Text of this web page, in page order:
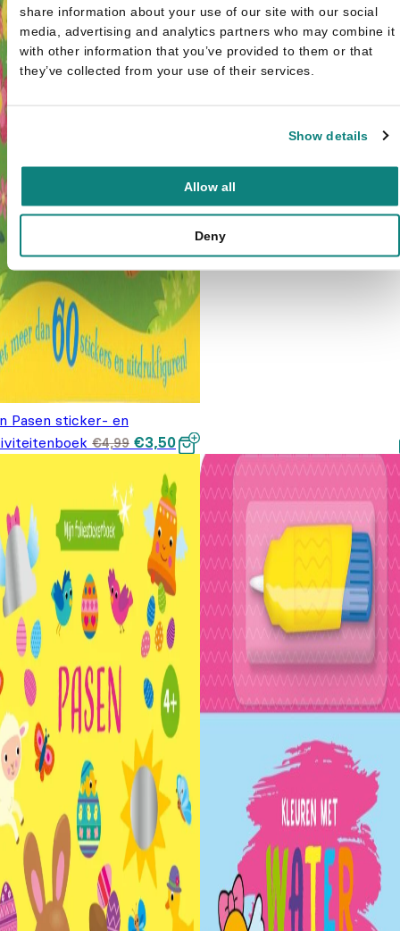
share information about your use of our site with our social
media, advertising and analytics partners who may combine it
with other information that you’ve provided to them or that
they’ve collected from your use of their services.
Show details
Allow all
Deny
Pasen sticker- en
€4,99 Oorspronkelijke
prijs was:
€3,50Huidige
prijs is:
€3,50.
Dag Paashaas €7,99